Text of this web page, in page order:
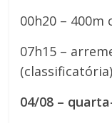
00h20 –
07h15 –
(classificatória)
04/08 –